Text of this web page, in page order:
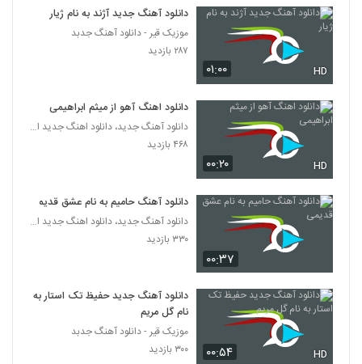
۰۱:۰۰ HD
دانلود آهنگ جدید آژند به نام ژیار
موزیک قیر - دانلود آهنگ جدبد
۲۸۷ بازدید
۰۰:۲۰ HD
دانلود اهنگ آهو از میثم ابراهیمی
دانلود آهنگ جدید، دانلود اهنگ جدید ایرانی
۴۶۸ بازدید
۰۰:۳۷
دانلود آهنگ حامیم به نام عشق قدیمی
دانلود آهنگ جدید، دانلود اهنگ جدید ایرانی
۳۳۰ بازدید
۰۰:۵۴ HD
دانلود آهنگ جدید حفیظ تک استار به
نام گل مریم
موزیک قیر - دانلود آهنگ جدبد
۳۰۰ بازدید